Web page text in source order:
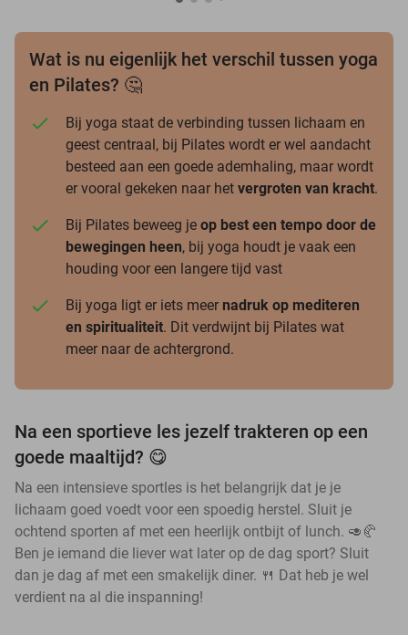
Wat is nu eigenlijk het verschil tussen yoga
en Pilates? 🤔
Bij yoga staat de verbinding tussen lichaam en
geest centraal, bij Pilates wordt er wel aandacht
besteed aan een goede ademhaling, maar wordt
er vooral gekeken naar het vergroten van kracht.
Bij Pilates beweeg je op best een tempo door de
bewegingen heen, bij yoga houdt je vaak een
houding voor een langere tijd vast
Bij yoga ligt er iets meer nadruk op mediteren
en spiritualiteit. Dit verdwijnt bij Pilates wat
meer naar de achtergrond.
Na een sportieve les jezelf trakteren op een
goede maaltijd? 😋
Na een intensieve sportles is het belangrijk dat je je
lichaam goed voedt voor een spoedig herstel. Sluit je
ochtend sporten af met een heerlijk ontbijt of lunch. 🥑🥐
Ben je iemand die liever wat later op de dag sport? Sluit
dan je dag af met een smakelijk diner. 🍴 Dat heb je wel
verdient na al die inspanning!